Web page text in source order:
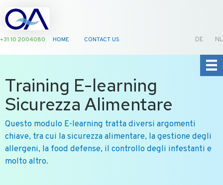
+31 10 2004080 HOME CONTACT US NL
DE
Training E-learning
Sicurezza Alimentare
Questo modulo E-learning tratta diversi argomenti
chiave, tra cui la sicurezza alimentare, la gestione degli
allergeni, la food defense, il controllo degli infestanti e
molto altro.